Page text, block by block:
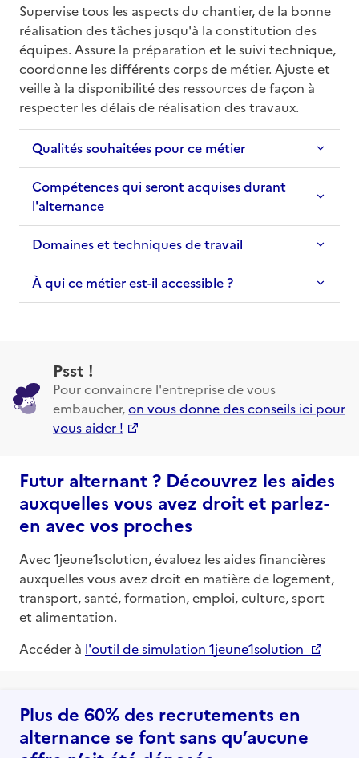
Supervise tous les aspects du chantier, de la bonne
réalisation des tâches jusqu'à la constitution des
équipes. Assure la préparation et le suivi technique,
coordonne les différents corps de métier. Ajuste et
veille à la disponibilité des ressources de façon à
respecter les délais de réalisation des travaux.
Qualités souhaitées pour ce métier
Compétences qui seront acquises durant
l'alternance
Domaines et techniques de travail
À qui ce métier est-il accessible ?
Psst !
Pour convaincre l'entreprise de vous
embaucher,on vous donne des conseils ici pour
vous aider !
Futur alternant ? Découvrez les aides
auxquelles vous avez droit et parlez-
en avec vos proches
Avec 1jeune1solution, évaluez les aides financières
auxquelles vous avez droit en matière de logement,
transport, santé, formation, emploi, culture, sport
et alimentation.
Accéder à l'outil de simulation 1jeune1solution
Plus de 60% des recrutements en
alternance se font sans qu’aucune